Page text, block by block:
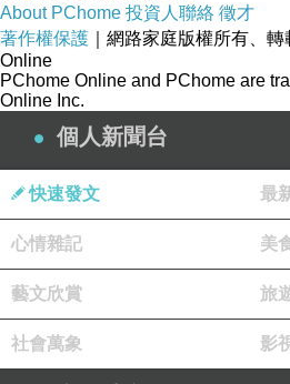
About PChome 投資人聯絡 徵才
著作權保護 ｜網路家庭版權所有、轉
Online
PChome Online and PChome are
Online Inc.
個人新聞台
快速發文 最
心情雜記 美
藝文欣賞 旅
社會萬象 影